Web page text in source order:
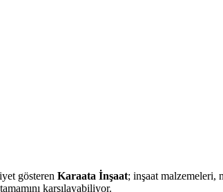
gösteren Karaata İnşaat; inşaat malzemeleri,
karşılayabiliyor.